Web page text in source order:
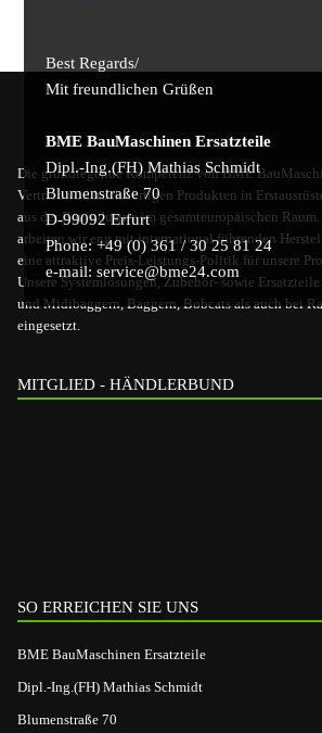
Best Regards/
Mit freundlichen Grüßen
BME BauMaschinen Ersatzteile
Dipl.-Ing.(FH) Mathias Schmidt
Blumenstraße 70
D-99092 Erfurt
Phone: +49 (0) 361 / 30 25 81 24
e-mail: service@bme24.com
Die grundlegende Kompetenz von BME
Vertrieb von hochwertigen Produkten in
aus der Bauindustrie im gesamteuropäischen
arbeiten wir eng mit international führenden
eine attraktive Preis-Leistungs-Politik für unsere
Unsere Systemlösungen, Zubehör- sowie
und Midibaggern, Baggern, Bobcats als auch bei
eingesetzt.
MITGLIED - HÄNDLERBUND
SO ERREICHEN SIE UNS
BME BauMaschinen Ersatzteile
Dipl.-Ing.(FH) Mathias Schmidt
Blumenstraße 70